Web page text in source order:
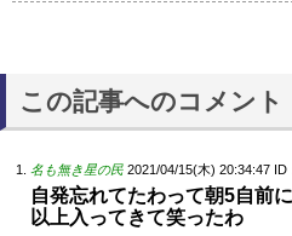
この記事へのコメント
名も無き星の民 2021/04/15(木) 20:34:47 ID
自発忘れてたわって朝5自前
以上入ってきて笑ったわ